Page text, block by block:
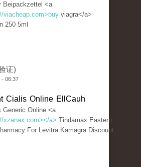
Beipackzettel <a
viacheap.com>buy viagra</a>
250 5ml
证)
- 06:37
Cialis Online EllCauh
Generic Online <a
xzanax.com></a> Tindamax Eastern
For Levitra Kamagra Discount